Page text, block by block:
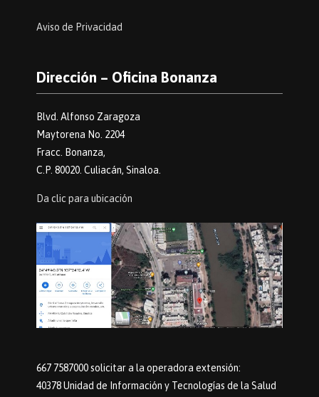
Aviso de Privacidad
Dirección – Oficina Bonanza
Blvd. Alfonso Zaragoza
Maytorena No. 2204
Fracc. Bonanza,
C.P. 80020. Culiacán, Sinaloa.
Da clic para ubicación
667 7587000 solicitar a la operadora extensión:
40378 Unidad de Información y Tecnologías de la Salud